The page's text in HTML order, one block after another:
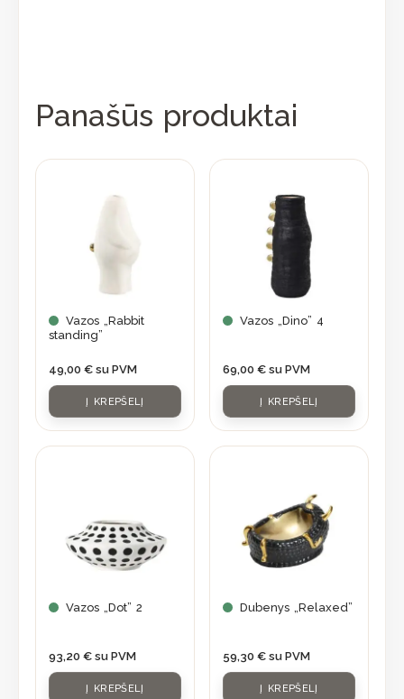
Panašūs produktai
Vazos „Rabbit
standing”
49,00 € su PVM
Į KREPŠELĮ
Vazos „Dino” 4
69,00 € su PVM
Į KREPŠELĮ
Vazos „Dot” 2
93,20 € su PVM
Į KREPŠELĮ
Dubenys „Relaxed”
59,30 € su PVM
Į KREPŠELĮ